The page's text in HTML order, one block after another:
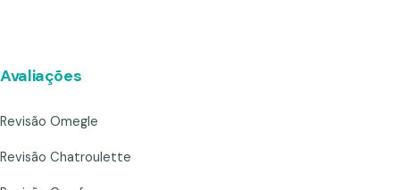
Avaliações
Revisão Omegle
Revisão Chatroulette